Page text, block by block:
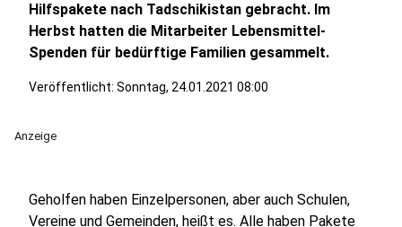
Hilfspakete nach Tadschikistan gebracht. Im
Herbst hatten die Mitarbeiter Lebensmittel-
Spenden für bedürftige Familien gesammelt.
Veröffentlicht: Sonntag, 24.01.2021 08:00
Anzeige
Geholfen haben Einzelpersonen, aber auch Schulen,
Vereine und Gemeinden, heißt es. Alle haben Pakete